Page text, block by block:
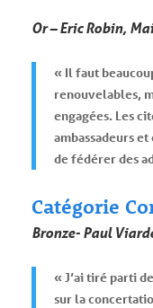
Or – Eric Robin,
« Il faut
renouvelables,
engagées. Les
ambassadeurs
de fédérer des
Catégorie
Bronze- Paul
« J’ai tiré parti
sur la